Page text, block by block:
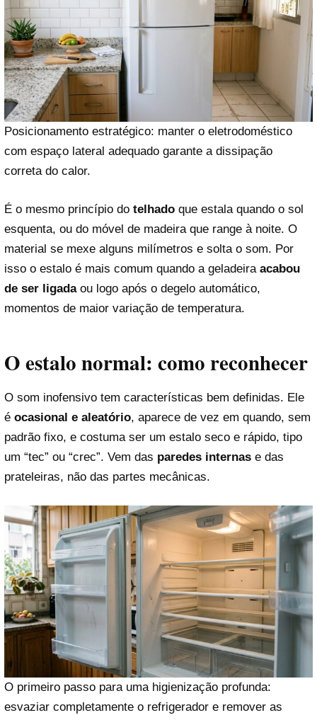
Posicionamento estratégico: manter o eletrodoméstico
com espaço lateral adequado garante a dissipação
correta do calor.
É o mesmo princípio do telhado que estala quando o sol
esquenta, ou do móvel de madeira que range à noite. O
material se mexe alguns milímetros e solta o som. Por
isso o estalo é mais comum quando a geladeira acabou
de ser ligadaou logo após o degelo automático,
momentos de maior variação de temperatura.
O estalo normal: como reconhecer
O som inofensivo tem características bem definidas. Ele
é ocasional e aleatório, aparece de vez em quando, sem
padrão fixo, e costuma ser um estalo seco e rápido, tipo
um “tec” ou “crec”. Vem das paredes internas e das
prateleiras, não das partes mecânicas.
O primeiro passo para uma higienização profunda:
esvaziar completamente o refrigerador e remover as